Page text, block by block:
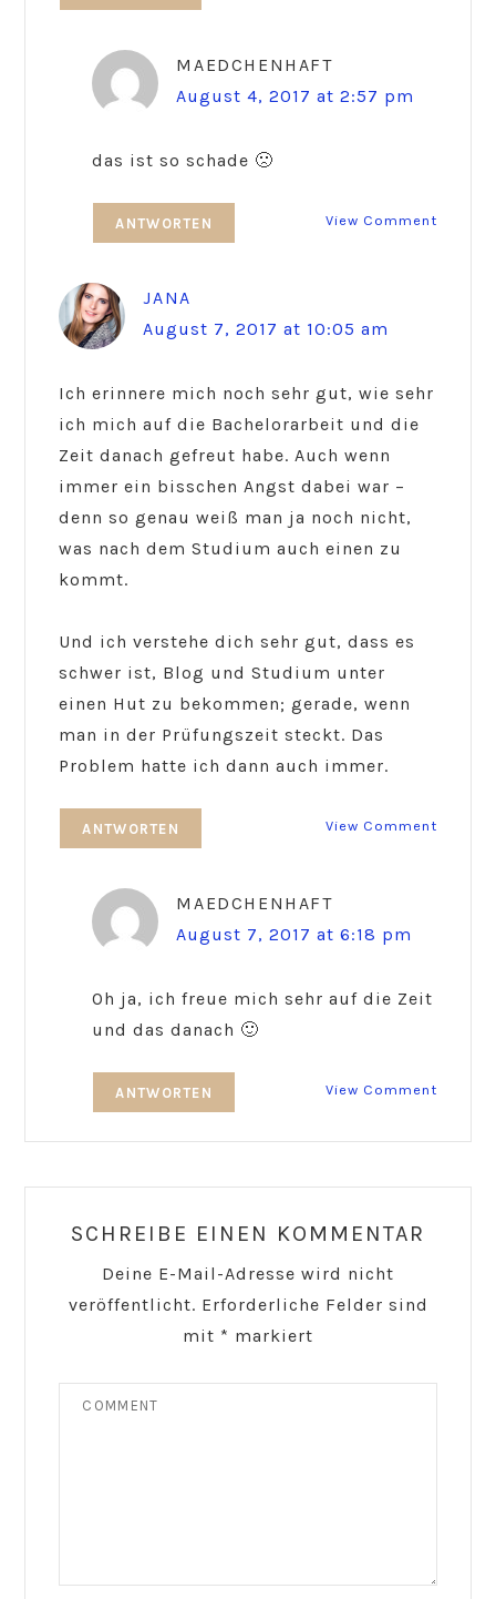
MAEDCHENHAFT
August 4, 2017 at 2:57 pm
das ist so schade 🙁
View Comment
ANTWORTEN
JANA
August 7, 2017 at 10:05 am
Ich erinnere mich noch sehr gut, wie sehr
ich mich auf die Bachelorarbeit und die
Zeit danach gefreut habe. Auch wenn
immer ein bisschen Angst dabei war –
denn so genau weiß man ja noch nicht,
was nach dem Studium auch einen zu
kommt.
Und ich verstehe dich sehr gut, dass es
schwer ist, Blog und Studium unter
einen Hut zu bekommen; gerade, wenn
man in der Prüfungszeit steckt. Das
Problem hatte ich dann auch immer.
View Comment
ANTWORTEN
MAEDCHENHAFT
August 7, 2017 at 6:18 pm
Oh ja, ich freue mich sehr auf die Zeit
und das danach 🙂
View Comment
ANTWORTEN
SCHREIBE EINEN KOMMENTAR
Deine E-Mail-Adresse wird nicht
veröffentlicht. Erforderliche Felder sind
mit * markiert